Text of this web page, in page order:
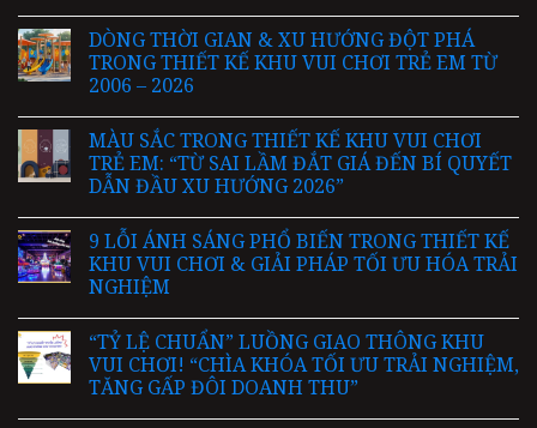
DÒNG THỜI GIAN & XU HƯỚNG ĐỘT PHÁ
TRONG THIẾT KẾ KHU VUI CHƠI TRẺ EM TỪ
2006 – 2026
MÀU SẮC TRONG THIẾT KẾ KHU VUI CHƠI
TRẺ EM: “TỪ SAI LẦM ĐẮT GIÁ ĐẾN BÍ QUYẾT
DẪN ĐẦU XU HƯỚNG 2026”
9 LỖI ÁNH SÁNG PHỔ BIẾN TRONG THIẾT KẾ
KHU VUI CHƠI & GIẢI PHÁP TỐI ƯU HÓA TRẢI
NGHIỆM
“TỶ LỆ CHUẨN” LUỒNG GIAO THÔNG KHU
VUI CHƠI! “CHÌA KHÓA TỐI ƯU TRẢI NGHIỆM,
TĂNG GẤP ĐÔI DOANH THU”